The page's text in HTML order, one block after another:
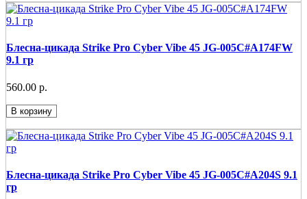
Блесна-цикада Strike Pro Cyber Vibe 45 JG-005C#A174FW
9.1 гр
560.00 р.
В корзину
Блесна-цикада Strike Pro Cyber Vibe 45 JG-005C#A204S 9.1
гр